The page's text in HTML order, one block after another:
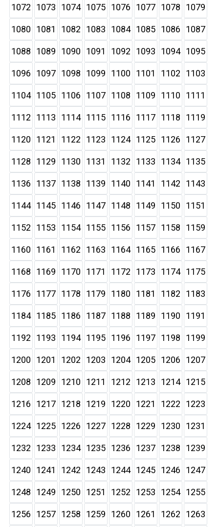
1072 1073 1074 1075 1076 1077 1078 1079
1080 1081 1082 1083 1084 1085 1086 1087
1088 1089 1090 1091 1092 1093 1094 1095
1096 1097 1098 1099 1100 1101 1102 1103
1104 1105 1106 1107 1108 1109 1110 1111
1112 1113 1114 1115 1116 1117 1118 1119
1120 1121 1122 1123 1124 1125 1126 1127
1128 1129 1130 1131 1132 1133 1134 1135
1136 1137 1138 1139 1140 1141 1142 1143
1144 1145 1146 1147 1148 1149 1150 1151
1152 1153 1154 1155 1156 1157 1158 1159
1160 1161 1162 1163 1164 1165 1166 1167
1168 1169 1170 1171 1172 1173 1174 1175
1176 1177 1178 1179 1180 1181 1182 1183
1184 1185 1186 1187 1188 1189 1190 1191
1192 1193 1194 1195 1196 1197 1198 1199
1200 1201 1202 1203 1204 1205 1206 1207
1208 1209 1210 1211 1212 1213 1214 1215
1216 1217 1218 1219 1220 1221 1222 1223
1224 1225 1226 1227 1228 1229 1230 1231
1232 1233 1234 1235 1236 1237 1238 1239
1240 1241 1242 1243 1244 1245 1246 1247
1248 1249 1250 1251 1252 1253 1254 1255
1256 1257 1258 1259 1260 1261 1262 1263